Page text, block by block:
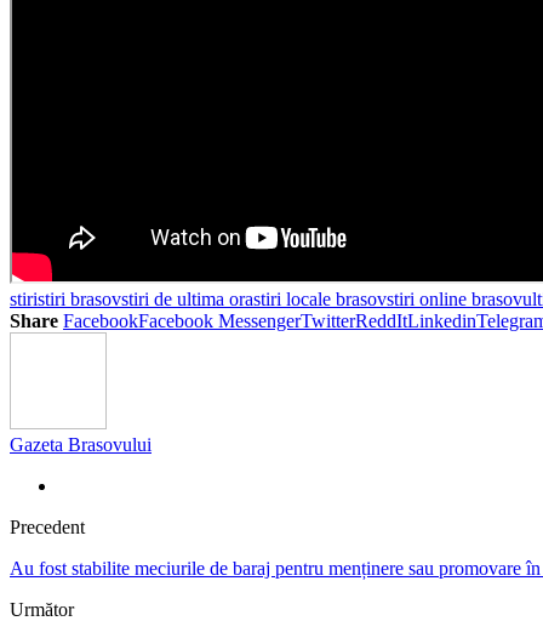
stiristiri brasovstiri de ultima orastiri locale brasovstiri online brasov
Share FacebookFacebook MessengerTwitterReddItLinkedin
Gazeta Brasovului
Precedent
Au fost stabilite meciurile de baraj pentru menținere sau promovare
Următor